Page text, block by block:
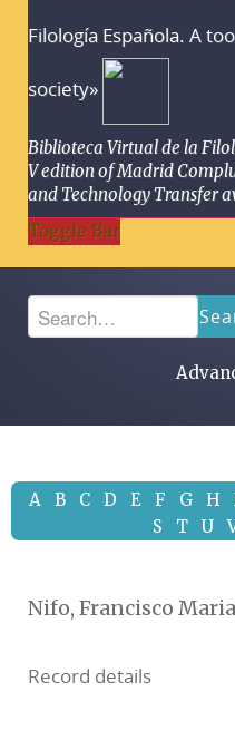
Filología Española. A
society»
Biblioteca Virtual de la
V edition of Madrid
and Technology Transfer
Toggle Bar
A B C D E F G H
S
T U
Nifo, Francisco
Record details